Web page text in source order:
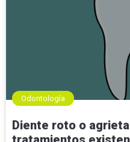
Odontología
Diente roto o